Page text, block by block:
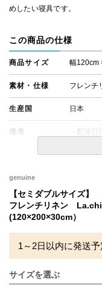
めしたい寝具です。
この商品の仕様
商品サイズ 幅120cm
素材・仕様 フレンチ
生産国 日本
備考
・配達日
※厚み
genuine
【セミダブルサイズ】
フレンチリネン
(120×200×30cm）
1～2日以内に発送予
サイズを選ぶ